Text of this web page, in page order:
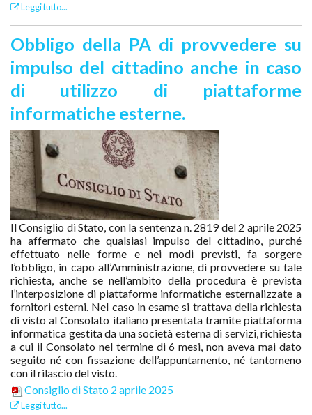
Leggi tutto...
Obbligo della PA di provvedere su
impulso del cittadino anche in caso
di utilizzo di piattaforme
informatiche esterne.
Il Consiglio di Stato, con la sentenza n. 2819 del 2 aprile 2025
ha affermato che qualsiasi impulso del cittadino, purché
effettuato nelle forme e nei modi previsti, fa sorgere
l’obbligo, in capo all’Amministrazione, di provvedere su tale
richiesta, anche se nell’ambito della procedura è prevista
l’interposizione di piattaforme informatiche esternalizzate a
fornitori esterni. Nel caso in esame si trattava della richiesta
di visto al Consolato italiano presentata tramite piattaforma
informatica gestita da una società esterna di servizi, richiesta
a cui il Consolato nel termine di 6 mesi, non aveva mai dato
seguito né con fissazione dell’appuntamento, né tantomeno
con il rilascio del visto.
Consiglio di Stato 2 aprile 2025
Leggi tutto...